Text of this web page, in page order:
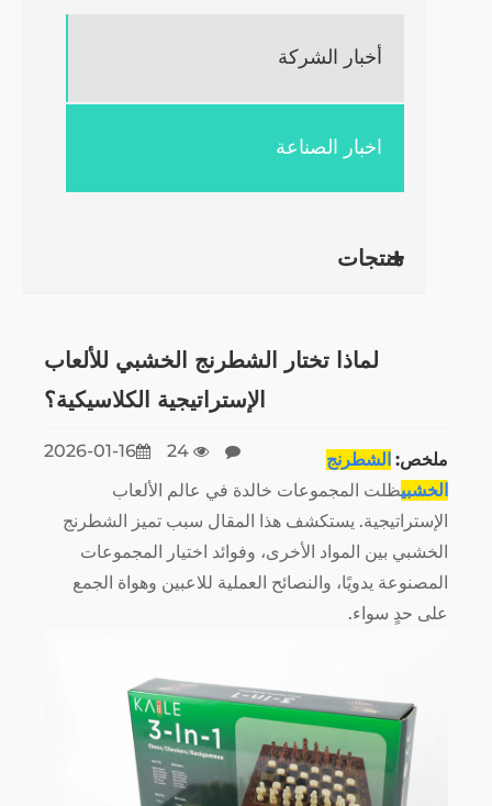
أخبار الشركة
اخبار الصناعة
منتجات
لماذا تختار الشطرنج الخشبي للألعاب
الإستراتيجية الكلاسيكية؟
2026-01-16 ملخص: الشطرنج
الخشبيظلت المجموعات خالدة في عالم الألعاب
الإستراتيجية. يستكشف هذا المقال سبب تميز الشطرنج
الخشبي بين المواد الأخرى، وفوائد اختيار المجموعات
المصنوعة يدويًا، والنصائح العملية للاعبين وهواة الجمع
على حدٍ سواء.